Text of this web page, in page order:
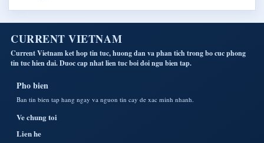
CURRENT VIETNAM
Current Vietnam ket hop tin tuc, huong dan va phan tich trong bo cuc phong
tin tuc hien dai. Duoc cap nhat lien tuc boi doi ngu bien tap.
Pho bien
Ban tin bien tap hang ngay va nguon tin cay de xac minh nhanh.
Ve chung toi
Lien he